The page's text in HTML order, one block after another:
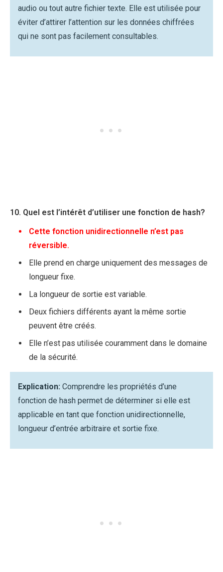
audio ou tout autre fichier texte. Elle est utilisée pour
éviter d’attirer l’attention sur les données chiffrées
qui ne sont pas facilement consultables.
10. Quel est l’intérêt d’utiliser une fonction de hash?
Cette fonction unidirectionnelle n’est pas
réversible.
Elle prend en charge uniquement des messages de
longueur fixe.
La longueur de sortie est variable.
Deux fichiers différents ayant la même sortie
peuvent être créés.
Elle n’est pas utilisée couramment dans le domaine
de la sécurité.
Explication: Comprendre les propriétés d’une
fonction de hash permet de déterminer si elle est
applicable en tant que fonction unidirectionnelle,
longueur d’entrée arbitraire et sortie fixe.